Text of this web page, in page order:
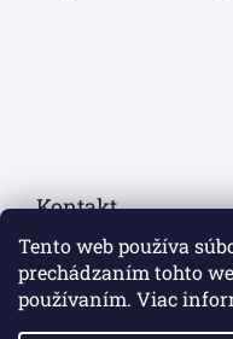
Tento web používa
prechádzaním tohto
používaním. Viac
Kontakt
eshop@ sollau.sk
+420 778 110 059